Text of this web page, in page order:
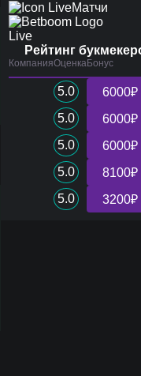
Матчи
Live
Рейтинг
КомпанияОценкаБонус
5.0
6000₽
5.0
6000₽
5.0
6000₽
5.0
8100₽
5.0
3200₽